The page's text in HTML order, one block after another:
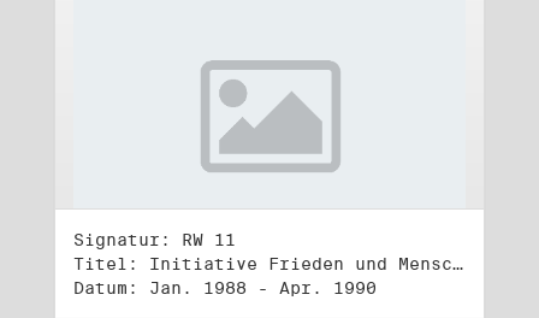
Signatur: RW 11
Titel: Initiative Frieden und Menschenrechte (1)
Datum: Jan. 1988 - Apr. 1990